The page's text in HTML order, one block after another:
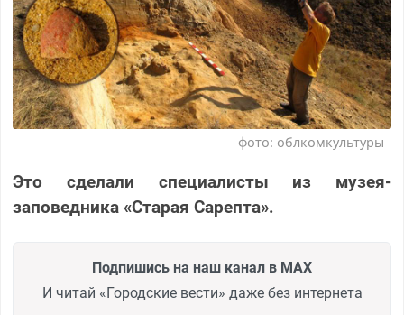
фото: облкомкультуры
Это сделали специалисты из музея-
заповедника «Старая Сарепта».
Подпишись на наш канал в MAX
И читай «Городские вести» даже без интернета